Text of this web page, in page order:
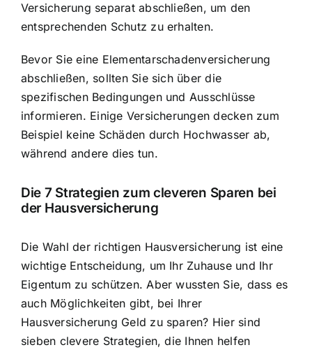
Versicherung separat abschließen, um den
entsprechenden Schutz zu erhalten.
Bevor Sie eine Elementarschadenversicherung
abschließen, sollten Sie sich über die
spezifischen Bedingungen und Ausschlüsse
informieren. Einige Versicherungen decken zum
Beispiel keine Schäden durch Hochwasser ab,
während andere dies tun.
Die 7 Strategien zum cleveren Sparen bei
der Hausversicherung
Die Wahl der richtigen Hausversicherung ist eine
wichtige Entscheidung, um Ihr Zuhause und Ihr
Eigentum zu schützen. Aber wussten Sie, dass es
auch Möglichkeiten gibt, bei Ihrer
Hausversicherung Geld zu sparen? Hier sind
sieben clevere Strategien, die Ihnen helfen